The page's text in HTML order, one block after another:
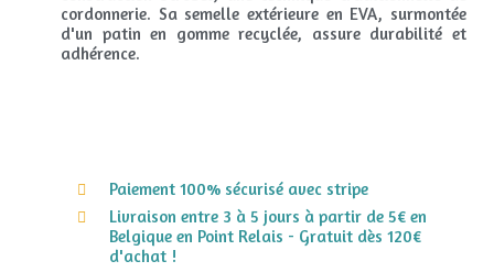
cordonnerie. Sa semelle extérieure en EVA, surmontée
d'un patin en gomme recyclée, assure durabilité et
adhérence.
Paiement 100% sécurisé avec stripe
Livraison entre 3 à 5 jours à partir de 5€ en
Belgique en Point Relais - Gratuit dès 120€
d'achat !